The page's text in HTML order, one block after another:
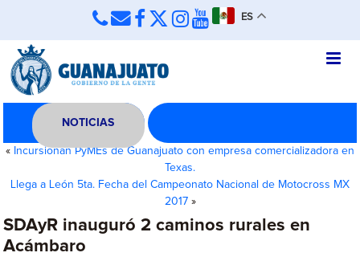
ES
NOTICIAS
« Incursionan PyMEs de Guanajuato con empresa comercializadora en
Texas.
Llega a León 5ta. Fecha del Campeonato Nacional de Motocross MX
2017»
SDAyR inauguró 2 caminos rurales en
Acámbaro